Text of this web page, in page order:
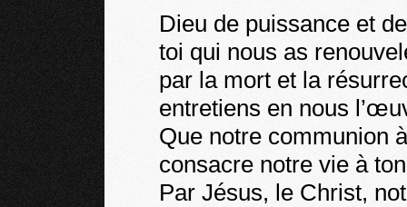
Dieu de puissance et
toi qui nous as
par la mort et la
entretiens en nous
Que notre communion
consacre notre vie à
Par Jésus, le Christ,